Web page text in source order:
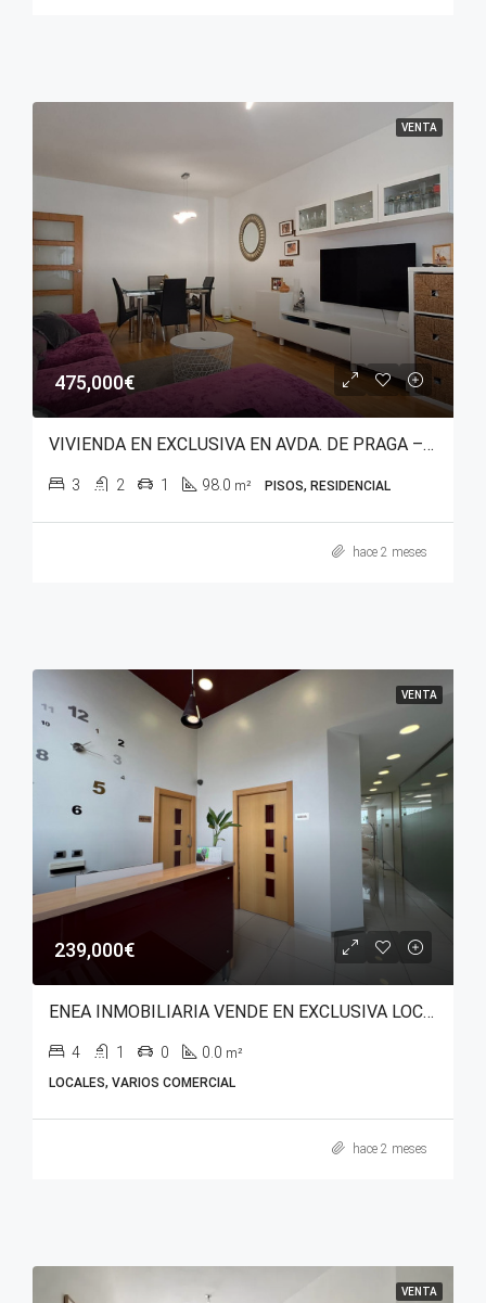
VENTA
475,000€
VIVIENDA EN EXCLUSIVA EN AVDA. DE PRAGA – SALBURUA (PARQUE DEL ESTE)
3 2 1 98.0 m² PISOS, RESIDENCIAL
hace 2 meses
VENTA
239,000€
ENEA INMOBILIARIA VENDE EN EXCLUSIVA LOCAL COMERCIAL CON USO DE EQUIPAMIENTO SANITARIO EN AVENIDA ZABALGANA.
4 1 0 0.0 m²
LOCALES, VARIOS COMERCIAL
hace 2 meses
VENTA